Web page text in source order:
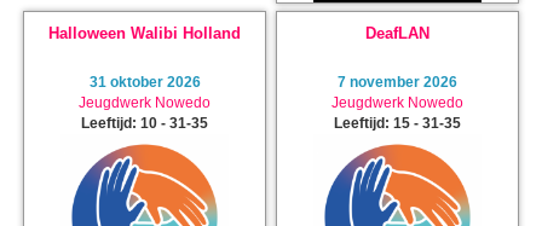
Halloween Walibi Holland
31 oktober 2026
Jeugdwerk Nowedo
Leeftijd: 10 - 31-35
DeafLAN
7 november 2026
Jeugdwerk Nowedo
Leeftijd: 15 - 31-35